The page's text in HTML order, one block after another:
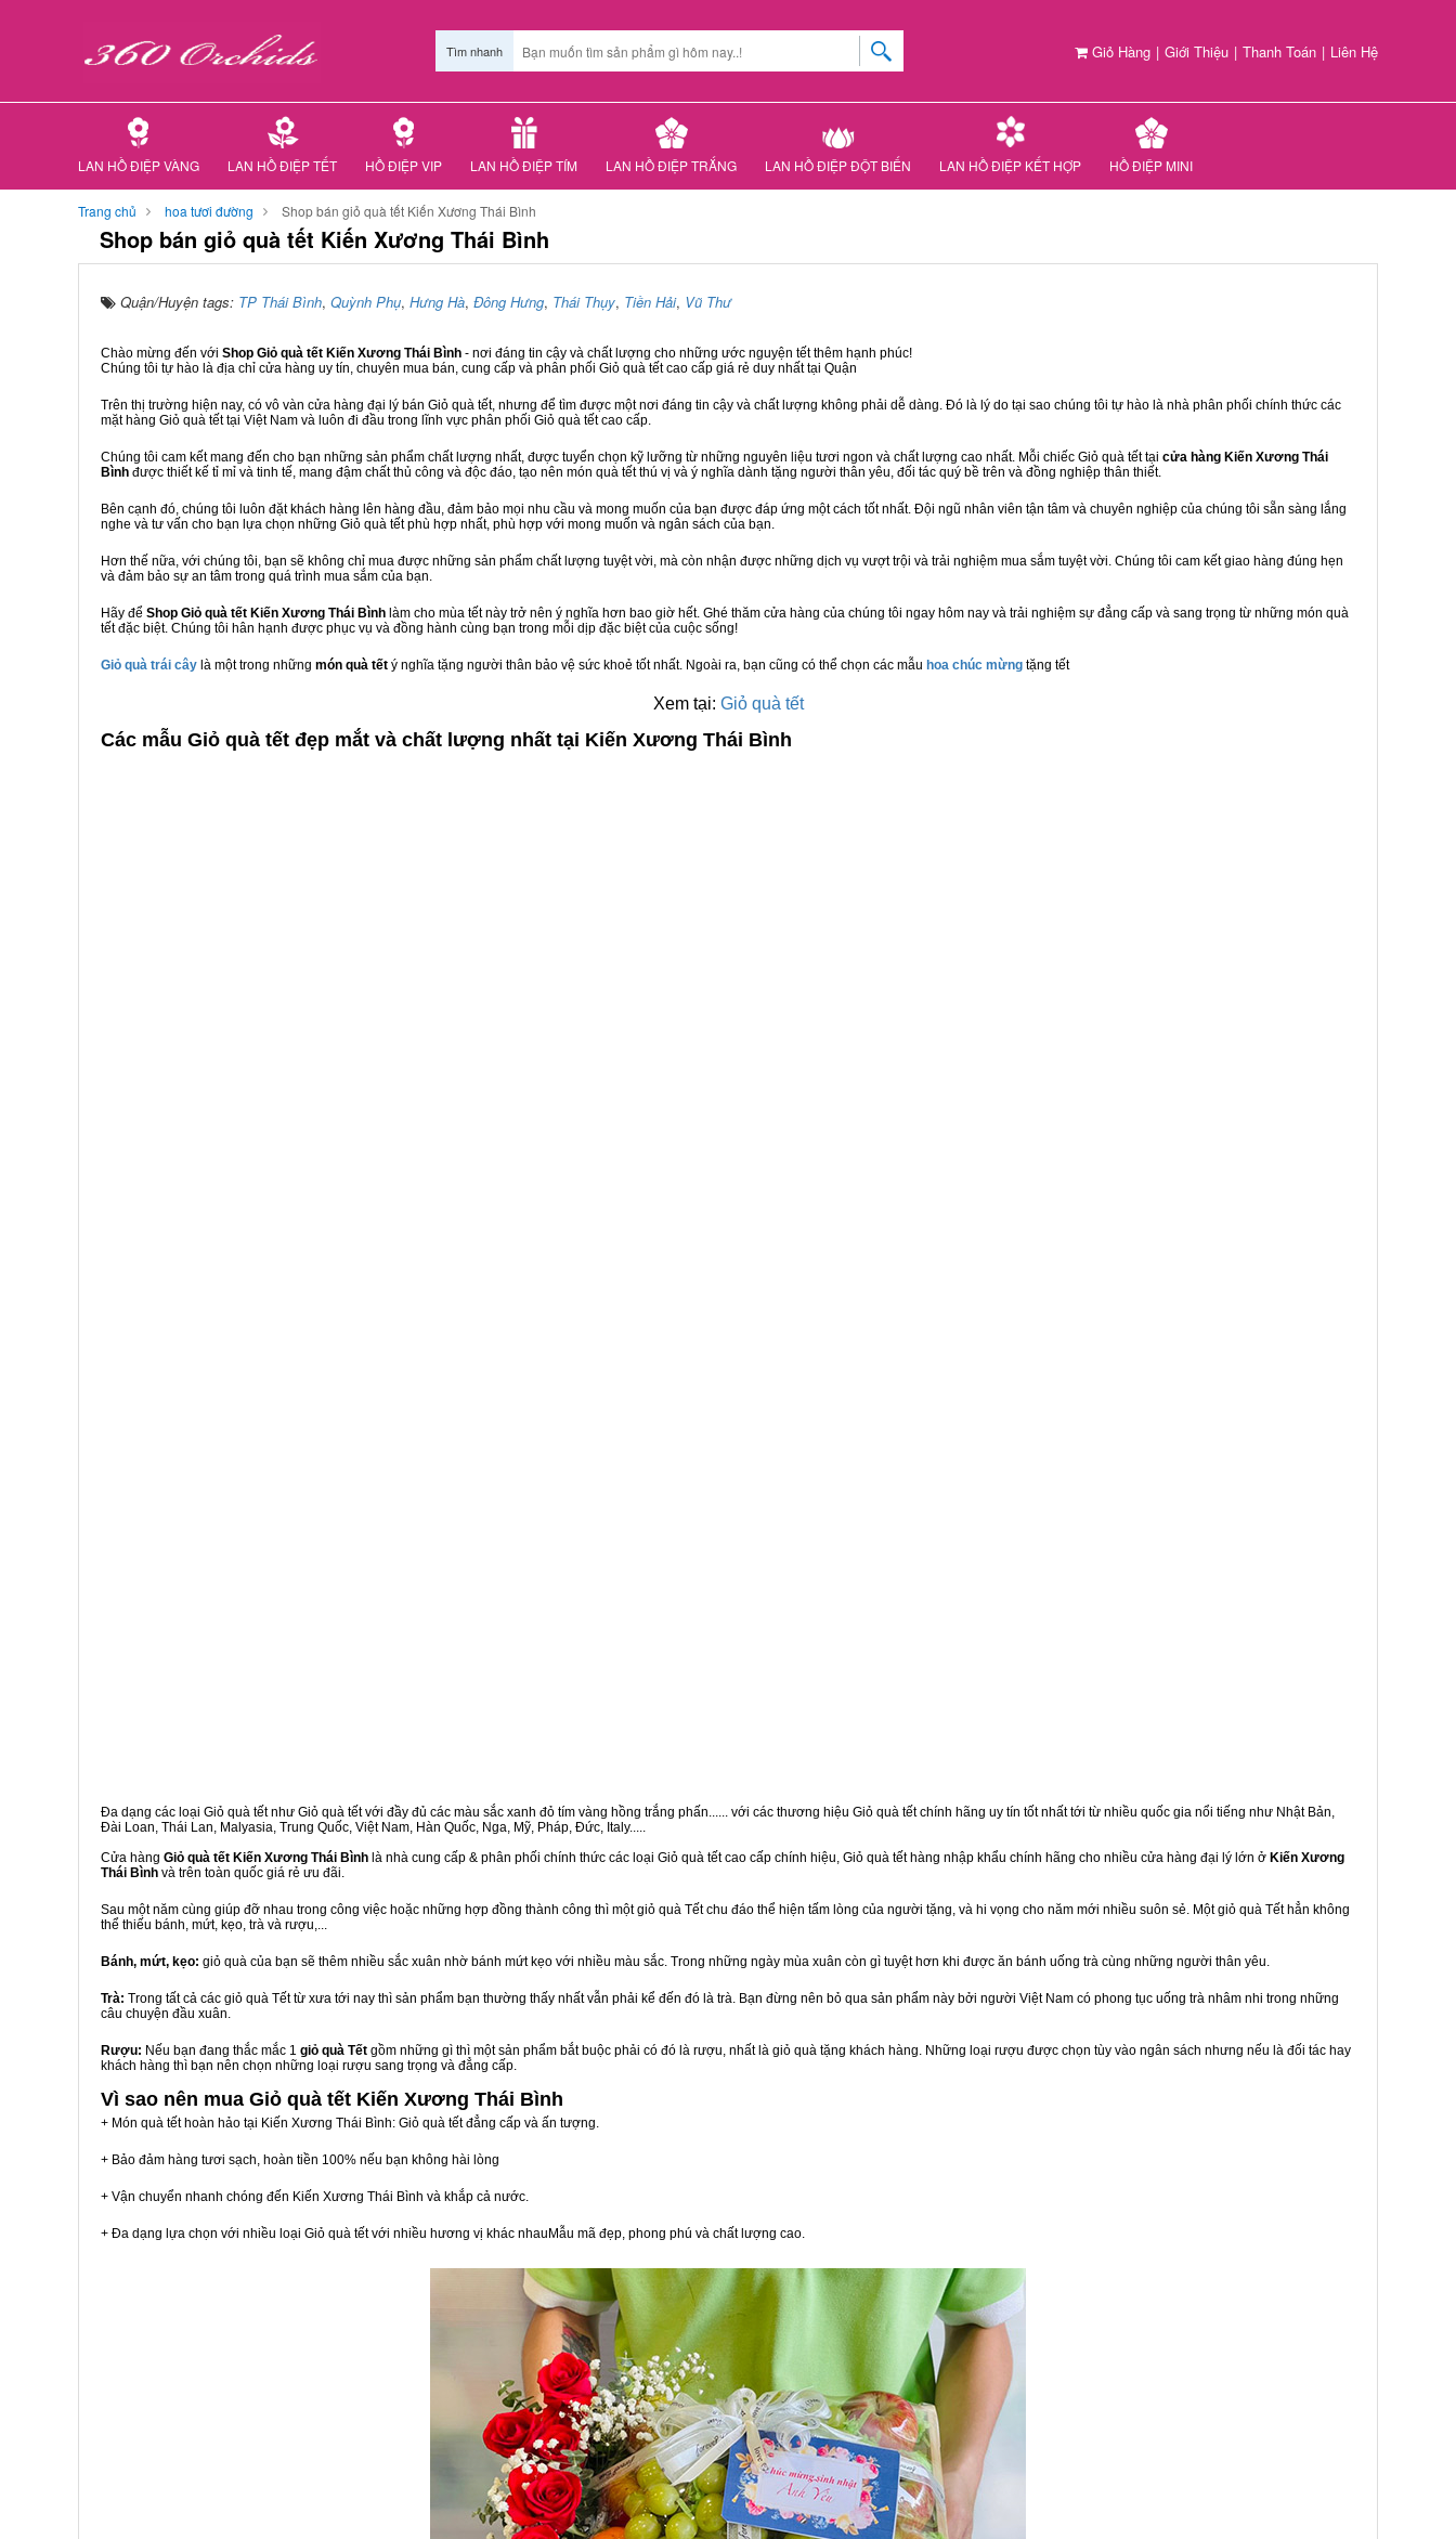
Giỏ Hàng | Giới Thiệu | Thanh Toán | Liên Hệ
Tìm nhanh
LAN HỒ ĐIỆP VÀNG LAN HỒ ĐIỆP TẾT HỒ ĐIỆP VIP LAN HỒ ĐIỆP TÍM LAN HỒ ĐIỆP TRẮNG LAN HỒ ĐIỆP ĐỘT BIẾN LAN HỒ ĐIỆP KẾT HỢP HỒ ĐIỆP MINI
Trang chủ hoa tươi đường Shop bán giỏ quà tết Kiến Xương Thái Bình
Shop bán giỏ quà tết Kiến Xương Thái Bình
Quận/Huyện tags: TP Thái Bình, Quỳnh Phụ, Hưng Hà, Đông Hưng, Thái Thụy, Tiền Hải, Vũ Thư
Chào mừng đến với Shop Giỏ quà tết Kiến Xương Thái Bình - nơi đáng tin cậy và chất lượng cho những ước nguyện tết thêm hạnh phúc!
Chúng tôi tự hào là địa chỉ cửa hàng uy tín, chuyên mua bán, cung cấp và phân phối Giỏ quà tết cao cấp giá rẻ duy nhất tại Quận
Trên thị trường hiện nay, có vô vàn cửa hàng đại lý bán Giỏ quà tết, nhưng để tìm được một nơi đáng tin cậy và chất lượng không phải dễ dàng. Đó là lý do tại sao chúng tôi tự hào là nhà phân phối chính thức các
mặt hàng Giỏ quà tết tại Việt Nam và luôn đi đầu trong lĩnh vực phân phối Giỏ quà tết cao cấp.
Chúng tôi cam kết mang đến cho bạn những sản phẩm chất lượng nhất, được tuyển chọn kỹ lưỡng từ những nguyên liệu tươi ngon và chất lượng cao nhất. Mỗi chiếc Giỏ quà tết tại cửa hàng Kiến Xương Thái
Bình được thiết kế tỉ mỉ và tinh tế, mang đậm chất thủ công và độc đáo, tạo nên món quà tết thú vị và ý nghĩa dành tặng người thân yêu, đối tác quý bề trên và đồng nghiệp thân thiết.
Bên cạnh đó, chúng tôi luôn đặt khách hàng lên hàng đầu, đảm bảo mọi nhu cầu và mong muốn của bạn được đáp ứng một cách tốt nhất. Đội ngũ nhân viên tận tâm và chuyên nghiệp của chúng tôi sẵn sàng lắng
nghe và tư vấn cho bạn lựa chọn những Giỏ quà tết phù hợp nhất, phù hợp với mong muốn và ngân sách của bạn.
Hơn thế nữa, với chúng tôi, bạn sẽ không chỉ mua được những sản phẩm chất lượng tuyệt vời, mà còn nhận được những dịch vụ vượt trội và trải nghiệm mua sắm tuyệt vời. Chúng tôi cam kết giao hàng đúng hẹn
và đảm bảo sự an tâm trong quá trình mua sắm của bạn.
Hãy để Shop Giỏ quà tết Kiến Xương Thái Bình làm cho mùa tết này trở nên ý nghĩa hơn bao giờ hết. Ghé thăm cửa hàng của chúng tôi ngay hôm nay và trải nghiệm sự đẳng cấp và sang trọng từ những món quà
tết đặc biệt. Chúng tôi hân hạnh được phục vụ và đồng hành cùng bạn trong mỗi dịp đặc biệt của cuộc sống!
Giỏ quà trái cây là một trong những món quà tết ý nghĩa tặng người thân bảo vệ sức khoẻ tốt nhất. Ngoài ra, bạn cũng có thể chọn các mẫu hoa chúc mừng tặng tết
Xem tại: Giỏ quà tết
Các mẫu Giỏ quà tết đẹp mắt và chất lượng nhất tại Kiến Xương Thái Bình
Đa dạng các loại Giỏ quà tết như Giỏ quà tết với đầy đủ các màu sắc xanh đỏ tím vàng hồng trắng phấn...... với các thương hiệu Giỏ quà tết chính hãng uy tín tốt nhất tới từ nhiều quốc gia nổi tiếng như Nhật Bản,
Đài Loan, Thái Lan, Malyasia, Trung Quốc, Việt Nam, Hàn Quốc, Nga, Mỹ, Pháp, Đức, Italy.....
Cửa hàng Giỏ quà tết Kiến Xương Thái Bình là nhà cung cấp & phân phối chính thức các loại Giỏ quà tết cao cấp chính hiệu, Giỏ quà tết hàng nhập khẩu chính hãng cho nhiều cửa hàng đại lý lớn ở Kiến Xương
Thái Bình và trên toàn quốc giá rẻ ưu đãi.
Sau một năm cùng giúp đỡ nhau trong công việc hoặc những hợp đồng thành công thì một giỏ quà Tết chu đáo thể hiện tấm lòng của người tặng, và hi vọng cho năm mới nhiều suôn sẻ. Một giỏ quà Tết hẳn không
thể thiếu bánh, mứt, kẹo, trà và rượu,...
Bánh, mứt, kẹo: giỏ quà của bạn sẽ thêm nhiều sắc xuân nhờ bánh mứt kẹo với nhiều màu sắc. Trong những ngày mùa xuân còn gì tuyệt hơn khi được ăn bánh uống trà cùng những người thân yêu.
Trà: Trong tất cả các giỏ quà Tết từ xưa tới nay thì sản phẩm bạn thường thấy nhất vẫn phải kể đến đó là trà. Bạn đừng nên bỏ qua sản phẩm này bởi người Việt Nam có phong tục uống trà nhâm nhi trong những
câu chuyện đầu xuân.
Rượu: Nếu bạn đang thắc mắc 1 giỏ quà Tết gồm những gì thì một sản phẩm bắt buộc phải có đó là rượu, nhất là giỏ quà tặng khách hàng. Những loại rượu được chọn tùy vào ngân sách nhưng nếu là đối tác hay
khách hàng thì bạn nên chọn những loại rượu sang trọng và đẳng cấp.
Vì sao nên mua Giỏ quà tết Kiến Xương Thái Bình
+ Món quà tết hoàn hảo tại Kiến Xương Thái Bình: Giỏ quà tết đẳng cấp và ấn tượng.
+ Bảo đảm hàng tươi sạch, hoàn tiền 100% nếu bạn không hài lòng
+ Vận chuyển nhanh chóng đến Kiến Xương Thái Bình và khắp cả nước.
+ Đa dạng lựa chọn với nhiều loại Giỏ quà tết với nhiều hương vị khác nhauMẫu mã đẹp, phong phú và chất lượng cao.